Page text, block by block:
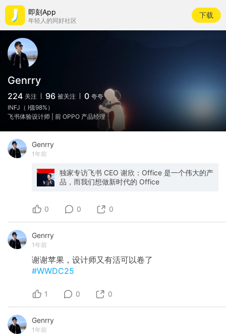
即刻App
年轻人的同好社区
下载
Genrry
224 关注 96 被关注 0 夸夸
INFJ（ I值98%）
飞书体验设计师 | 前 OPPO 产品经理
Genrry
1年前
独家专访飞书 CEO 谢欣：Office 是一个伟大的产
品，而我们想做新时代的 Office
0 0 0
Genrry
1年前
谢谢苹果，设计师又有活可以卷了
#WWDC25
1 0 0
Genrry
1年前